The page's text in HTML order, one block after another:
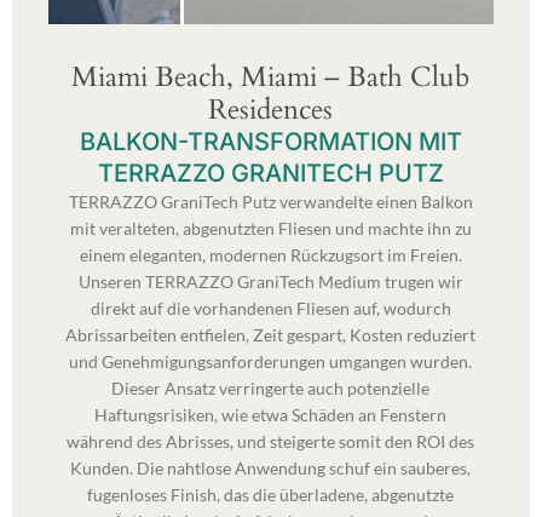
Miami Beach, Miami – Bath Club
Residences
BALKON-TRANSFORMATION MIT
TERRAZZO GRANITECH PUTZ
TERRAZZO GraniTech Putz verwandelte einen Balkon
mit veralteten, abgenutzten Fliesen und machte ihn zu
einem eleganten, modernen Rückzugsort im Freien.
Unseren TERRAZZO GraniTech Medium trugen wir
direkt auf die vorhandenen Fliesen auf, wodurch
Abrissarbeiten entfielen, Zeit gespart, Kosten reduziert
und Genehmigungsanforderungen umgangen wurden.
Dieser Ansatz verringerte auch potenzielle
Haftungsrisiken, wie etwa Schäden an Fenstern
während des Abrisses, und steigerte somit den ROI des
Kunden. Die nahtlose Anwendung schuf ein sauberes,
fugenloses Finish, das die überladene, abgenutzte